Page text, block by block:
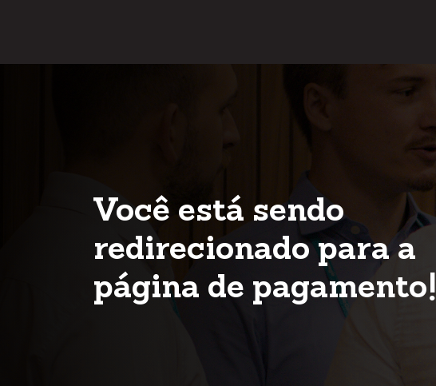
conteúdo
Você está sendo
redirecionado para a
página de pagamento!